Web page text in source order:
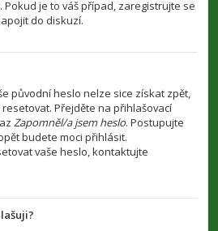
je to váš případ, zaregistrujte se
do diskuzí.
původní heslo nelze sice získat zpět,
Přejděte na přihlašovací
Zapomněl/a jsem heslo. Postupujte
budete moci přihlásit.
vaše heslo, kontaktujte